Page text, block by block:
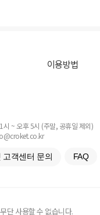
이용방법
시 ~ 오후 5시 (주말, 공휴일 제외)
고객센터 문의 FAQ
단 사용할 수 없습니다.